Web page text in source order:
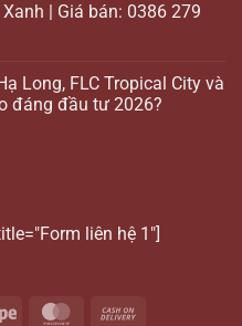
| Giá bán: 0386 279
Long, FLC Tropical City và
đáng đầu tư 2026?
liên hệ 1"]